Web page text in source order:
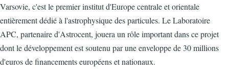
Varsovie, c'est le premier institut d'Europe centrale et orientale
entièrement dédié à l'astrophysique des particules. Le Laboratoire
APC, partenaire d'Astrocent, jouera un rôle important dans ce projet
dont le développement est soutenu par une enveloppe de 30 millions
d'euros de financements européens et nationaux.